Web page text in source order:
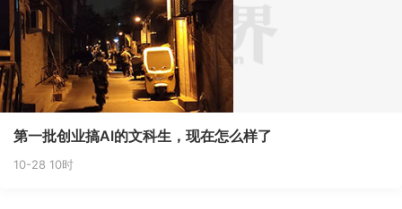
第一批创业搞AI的文科生，现在怎么样了
10-28 10时